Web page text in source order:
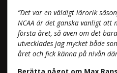
”Det var en väldigt lärorik
NCAA är det ganska vanligt att
första året, så även om det
utvecklades jag mycket både
året och fick känna på nivån